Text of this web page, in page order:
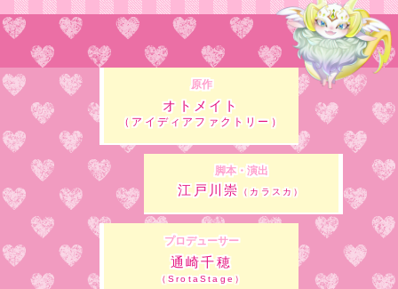
原作
オトメイト
（アイディアファクトリー）
脚本・演出
江戸川崇 （カラスカ）
プロデューサー
通崎千穂
（SrotaStage）